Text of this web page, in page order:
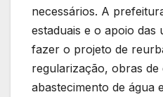
necessários. A
estaduais e o apoio das
fazer o projeto de
regularização, obras de
abastecimento de água